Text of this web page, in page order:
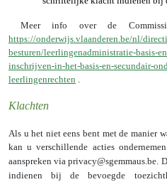
Meer info over de
https://onderwijs.vlaanderen.be/nl/
besturen/leerlingenadministratie-basis-
inschrijven-in-het-basis-en-secundair-
leerlingenrechten .
Klachten
Als u het niet eens bent met de manier
kan u verschillende acties
aanspreken via privacy@sgemmaus.be.
indienen bij de bevoegde